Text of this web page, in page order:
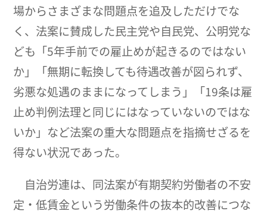
場からさまざまな問題点を追及しただけでな
く、法案に賛成した民主党や自民党、公明党な
ども「5年手前での雇止めが起きるのではない
か」「無期に転換しても待遇改善が図られず、
劣悪な処遇のままになってしまう」「19条は雇
止め判例法理と同じにはなっていないのではな
いか」など法案の重大な問題点を指摘せざるを
得ない状況であった。
自治労連は、同法案が有期契約労働者の不安
定・低賃金という労働条件の抜本的改善につな